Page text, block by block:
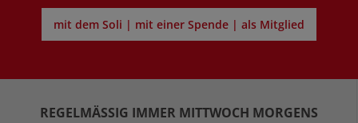
mit dem Soli | mit einer Spende | als Mitglied
REGELMÄSSIG IMMER MITTWOCH MORGENS